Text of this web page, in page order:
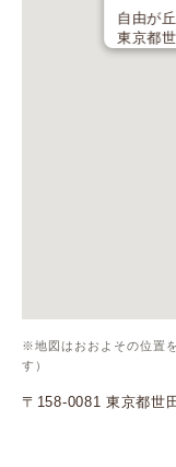
自由が
東京都
※地図はおおよその位置
す）
〒158-0081 東京都世